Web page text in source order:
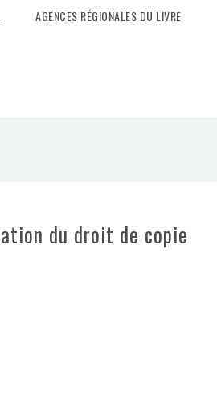
AGENCES RÉGIONALES DU LIVRE
du droit de copie